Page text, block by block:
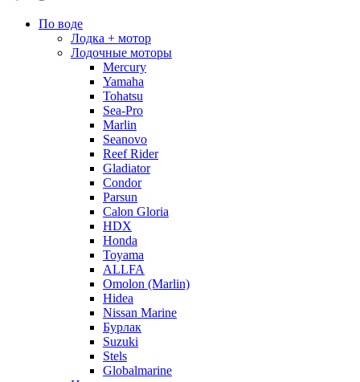
По воде
Лодка + мотор
Лодочные моторы
Mercury
Yamaha
Tohatsu
Sea-Pro
Marlin
Seanovo
Reef Rider
Gladiator
Condor
Parsun
Calon Gloria
HDX
Honda
Toyama
ALLFA
Omolon (Marlin)
Hidea
Nissan Marine
Бурлак
Suzuki
Stels
Globalmarine